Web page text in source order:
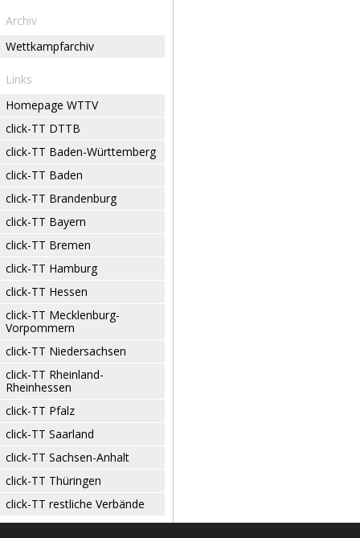
Archiv
Wettkampfarchiv
Links
Homepage WTTV
click-TT DTTB
click-TT Baden-Württemberg
click-TT Baden
click-TT Brandenburg
click-TT Bayern
click-TT Bremen
click-TT Hamburg
click-TT Hessen
click-TT Mecklenburg-
Vorpommern
click-TT Niedersachsen
click-TT Rheinland-
Rheinhessen
click-TT Pfalz
click-TT Saarland
click-TT Sachsen-Anhalt
click-TT Thüringen
click-TT restliche Verbände